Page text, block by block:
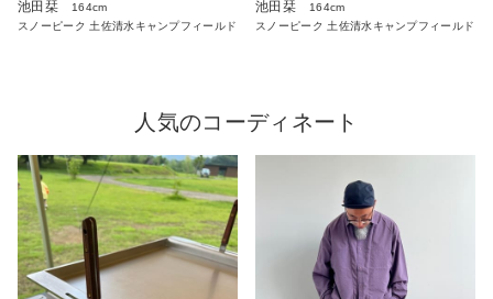
池田栞
164cm
スノーピーク 土佐清水キャンプフィールド
池田栞
164cm
スノーピーク 土佐清水キャンプフィールド
人気のコーディネート